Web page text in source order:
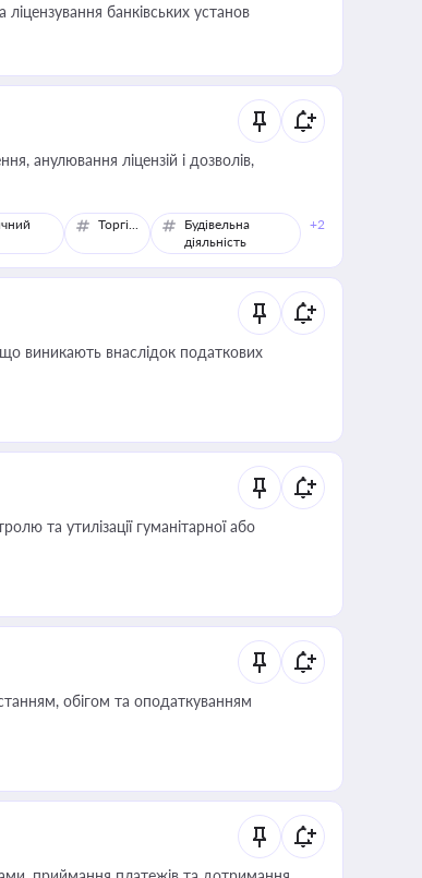
банківських установ
анулювання ліцензій і дозволів,
Торгівля
Будівельна
діяльність
+2
виникають внаслідок податкових
та утилізації гуманітарної або
обігом та оподаткуванням